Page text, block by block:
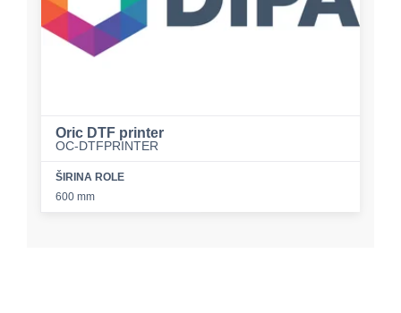
Oric DTF printer
OC-DTFPRINTER
ŠIRINA ROLE
600 mm